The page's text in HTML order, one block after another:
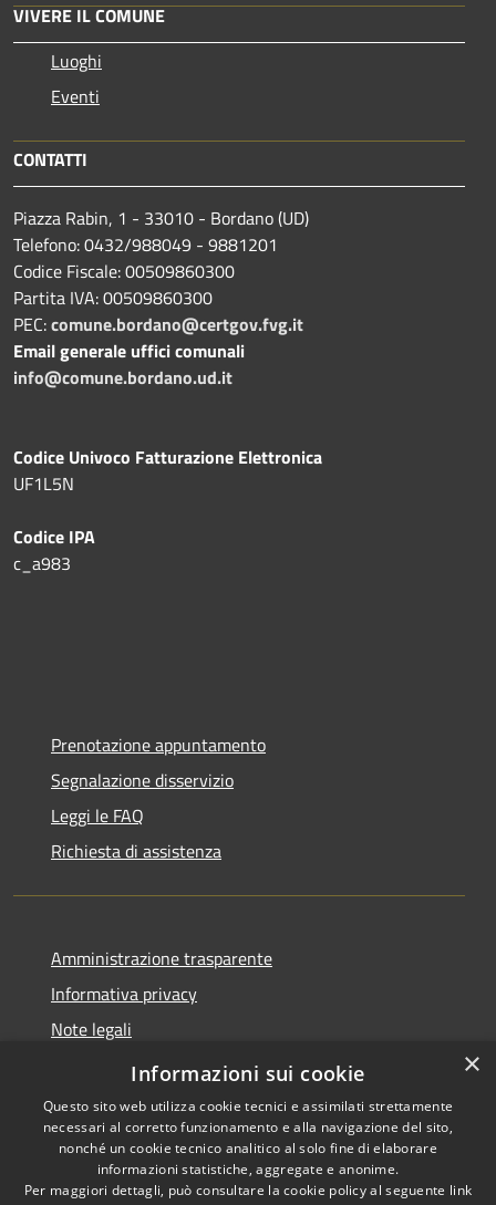
VIVERE IL COMUNE
Luoghi
Eventi
CONTATTI
Piazza Rabin, 1 - 33010 - Bordano (UD)
Telefono: 0432/988049 - 9881201
Codice Fiscale: 00509860300
Partita IVA: 00509860300
PEC:comune.bordano@certgov.fvg.it
Email generale uffici comunali
info@comune.bordano.ud.it
Codice Univoco Fatturazione Elettronica
UF1L5N
Codice IPA
c_a983
Prenotazione appuntamento
Segnalazione disservizio
Leggi le FAQ
Richiesta di assistenza
Amministrazione trasparente
Informativa privacy
Note legali
Dichiarazione di accessibilità
Copyright © 2026 • Comune di
×
Informazioni sui cookie
Questo sito web utilizza cookie tecnici e assimilati strettamente
necessari al corretto funzionamento e alla navigazione del sito,
nonché un cookie tecnico analitico al solo fine di elaborare
informazioni statistiche, aggregate e anonime.
Per maggiori dettagli, può consultare la cookie policy al seguente link